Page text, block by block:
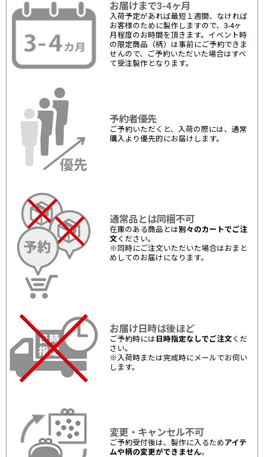
お届けまで3-4ヶ月
入荷予定があれば最短１週間、なければ
お客様のために製作しますので、3-4ヶ
月程度のお時間を頂きます。イベント時
の限定商品（柄）は事前にご予約できま
せんので、ご予約いただいた場合はすべ
て受注製作となります。
予約者優先
ご予約いただくと、入荷の際には、通常
購入より優先的にお届けします。
通常品とは同梱不可
在庫のある商品とは別々のカートでご注
文 ください。
※同時にご注文いただいた場合はおまと
めしてのお届けになります。
お届け日時は後ほど
ご予約時には 日時指定なしでご注文 くだ
さい。
※入荷時または完成時にメールでお伺い
します。
変更・キャンセル不可
ご予約受付後は、製作に入るため アイテ
ムや柄の変更ができません。